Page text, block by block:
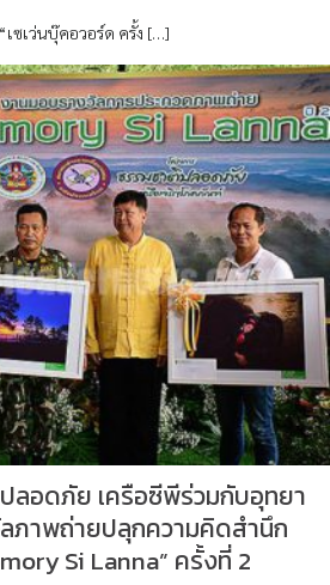
ซเว่นบุ๊คอวอร์ด ครั้ง […]
ลอดภัย เครือซีพีร่วมกับอุทยา
ภาพถ่ายปลุกความคิดสำนึก
Si Lanna” ครั้งที่ 2